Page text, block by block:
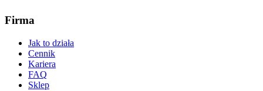
Firma
Jak to działa
Cennik
Kariera
FAQ
Sklep